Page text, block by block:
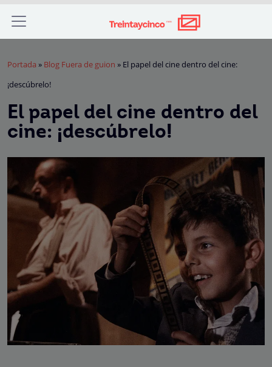
Portada » Blog Fuera de guion » El papel del cine dentro del cine:
¡descúbrelo!
El papel del cine dentro del
cine: ¡descúbrelo!